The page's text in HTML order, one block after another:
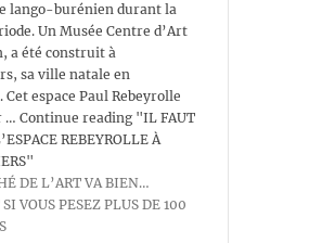
lango-burénien durant la
Un Musée Centre d’Art
a été construit à
sa ville natale en
Cet espace Paul Rebeyrolle
… Continue reading "IL FAUT
REBEYROLLE À
DE L’ART VA BIEN…
VOUS PESEZ PLUS DE 100